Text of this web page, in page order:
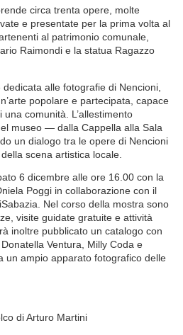
circa trenta opere, molte
e presentate per la prima volta al
al patrimonio comunale,
Raimondi e la statua Ragazzo
alle fotografie di Nencioni,
popolare e partecipata, capace
comunità. L’allestimento
museo — dalla Cappella alla Sala
un dialogo tra le opere di Nencioni
scena artistica locale.
6 dicembre alle ore 16.00 con la
Poggi in collaborazione con il
Nel corso della mostra sono
visite guidate gratuite e attività
inoltre pubblicato un catalogo con
Ventura, Milly Coda e
un ampio apparato fotografico delle
di Arturo Martini